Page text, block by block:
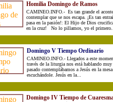
Homilia Domingo de Ramos
CAMINEO.INFO.- Es tan grande el
contemplar que se nos escapa. ¡Es tan
pasa en la pasión!: El Hijo de Dios
en la cruz! No lo pillamos, yo el
Domingo V Tiempo Ordinario
CAMINEO.INFO.- Llegados a este
través de la liturgia nos está hablando
pasado contemplábamos a Jesús en la
escuchándole. Jesús en la...
Domingo IV Tiempo de